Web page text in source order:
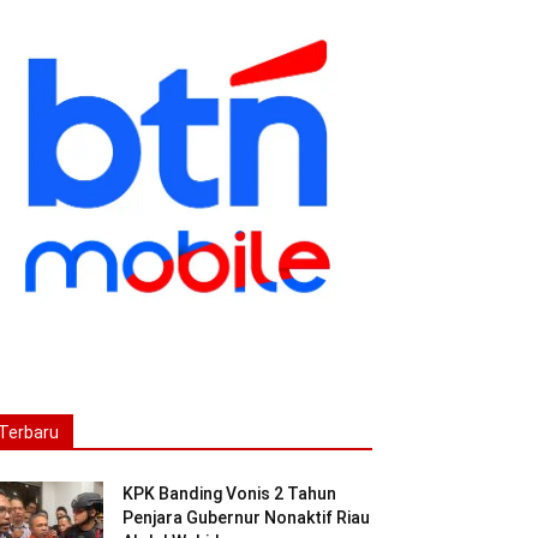
KPK Banding Vonis 2 Tahun
Penjara Gubernur Nonaktif Riau